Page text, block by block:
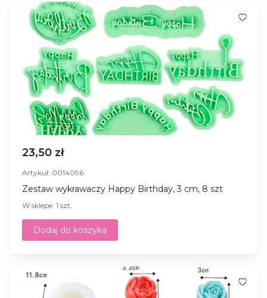
23,50 zł
Artykuł: 0014096
Zestaw wykrawaczy Happy Birthday, 3 cm, 8 szt
W sklepe: 1 szt.
Dodaj do koszyka